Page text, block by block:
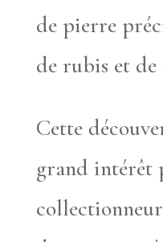
de pierre
de rubis et de
Cette
grand intérêt